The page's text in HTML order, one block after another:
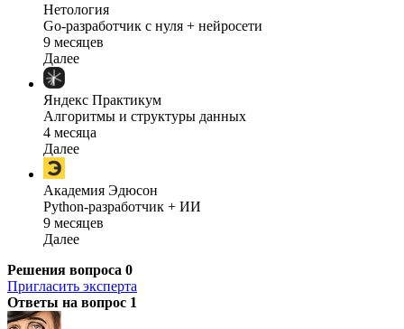
Нетология
Go-разработчик с нуля + нейросети
9 месяцев
Далее
Яндекс Практикум
Алгоритмы и структуры данных
4 месяца
Далее
Академия Эдюсон
Python-разработчик + ИИ
9 месяцев
Далее
Решения вопроса 0
Пригласить эксперта
Ответы на вопрос 1